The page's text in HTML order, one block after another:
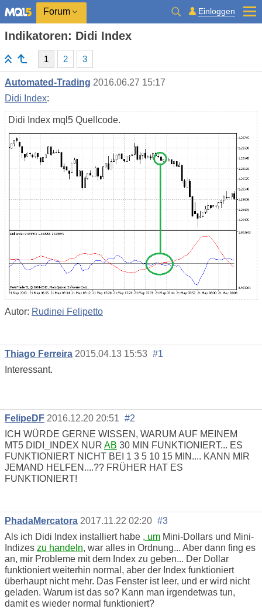
Forum Einloggen
Indikatoren: Didi Index
1 2 3
Automated-Trading 2016.06.27 15:17
Didi Index:
Didi Index mql5 Quellcode.
Autor: Rudinei Felipetto
Thiago Ferreira 2015.04.13 15:53 #1
Interessant.
FelipeDF 2016.12.20 20:51 #2
ICH WÜRDE GERNE WISSEN, WARUM AUF MEINEM
MT5 DIDI_INDEX NUR AB 30 MIN FUNKTIONIERT... ES
FUNKTIONIERT NICHT BEI 1 3 5 10 15 MIN.... KANN MIR
JEMAND HELFEN....?? FRÜHER HAT ES
FUNKTIONIERT!
PhadaMercatora 2017.11.22 02:20 #3
Als ich Didi Index installiert habe , um Mini-Dollars und Mini-
Indizes zu handeln, war alles in Ordnung... Aber dann fing es
an, mir Probleme mit dem Index zu geben... Der Dollar
funktioniert weiterhin normal, aber der Index funktioniert
überhaupt nicht mehr. Das Fenster ist leer, und er wird nicht
geladen. Warum ist das so? Kann man irgendetwas tun,
damit es wieder normal funktioniert?